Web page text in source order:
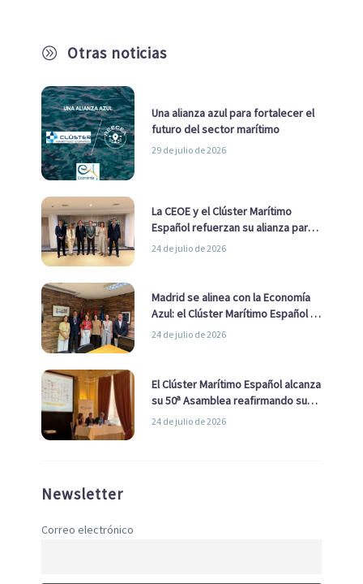
A Otras noticias
Una alianza azul para fortalecer el
futuro del sector marítimo
29 de julio de 2026
La CEOE y el Clúster Marítimo
Español refuerzan su alianza para
impulsar una estrategia Nacional
24 de julio de 2026
Madrid se alinea con la Economía
Azul: el Clúster Marítimo Español y
la Real Liga Naval avanzan alianzas
24 de julio de 2026
El Clúster Marítimo Español alcanza
su 50ª Asamblea reafirmando su
liderazgo en la Economía Azul
24 de julio de 2026
Newsletter
Correo electrónico